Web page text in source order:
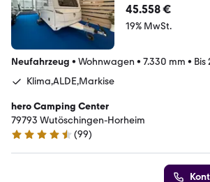
45.558 €
19% MwSt.
Neufahrzeug • Wohnwagen • 7.330 mm • Bis
Klima,ALDE,Markise
hero Camping Center
79793 Wutöschingen-Horheim
4.6 Sterne
(99)